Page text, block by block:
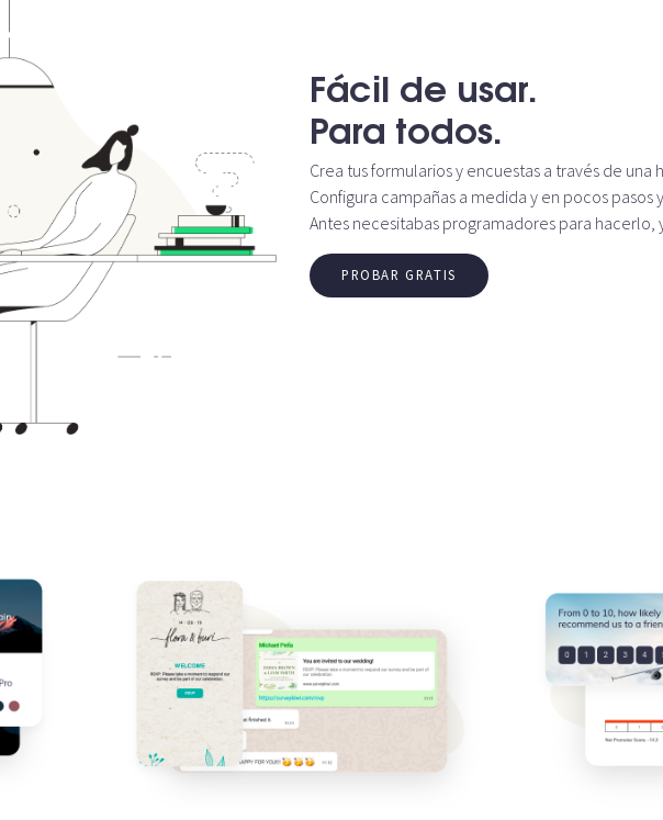
Fácil de usar.
Para todos.
Crea tus formularios y encuestas a través de una
Configura campañas a medida y en pocos pasos
Antes necesitabas programadores para hacerlo,
PROBAR GRATIS